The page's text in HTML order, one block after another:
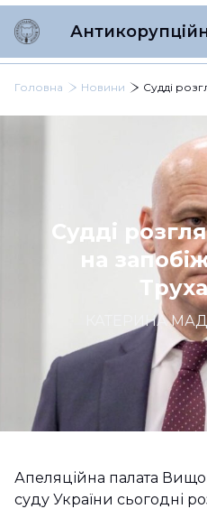
Головна Новини
Судді
на
КАТЕРИНА
Апеляційна палата
суду України сьогодні